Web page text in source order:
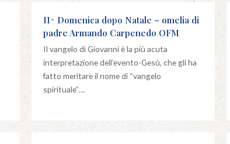
II^ Domenica dopo Natale – omelia di
padre Armando Carpenedo OFM
Il vangelo di Giovanni è la più acuta
interpretazione dell’evento-Gesù, che gli ha
fatto meritare il nome di “vangelo
spirituale”…